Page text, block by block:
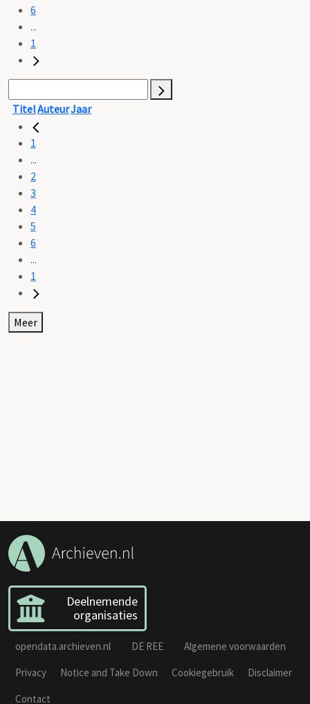
6
...
1
TitelAuteurJaar
1
...
2
3
4
5
6
...
1
Meer
Deelnemende
organisaties
opendata.archieven.nl DE REE
Algemene voorwaarden
Privacy
Notice and Take Down Cookiegebruik
Disclaimer
Contact